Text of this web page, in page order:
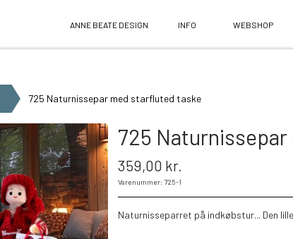
ANNE BEATE DESIGN INFO WEBSHOP
725 Naturnissepar med starfluted taske
725
359,00 kr.
Varenummer: 725-1
Naturnisseparret på indkøbstur... Den